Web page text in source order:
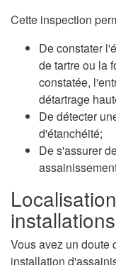
Cette inspection
De constater
de tartre ou la
constatée,
détartrage
De détecter
d'étanchéité;
De s'assurer
installations
Vous avez un doute
installation